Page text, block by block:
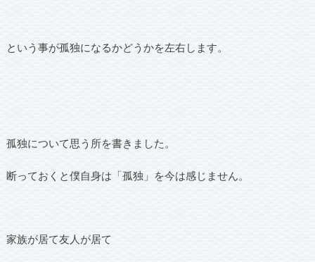
という事が孤独になるかどうかを左右します。
孤独について思う所を書きました。
断っておくと僕自身は「孤独」を今は感じません。
家族が居て友人が居て